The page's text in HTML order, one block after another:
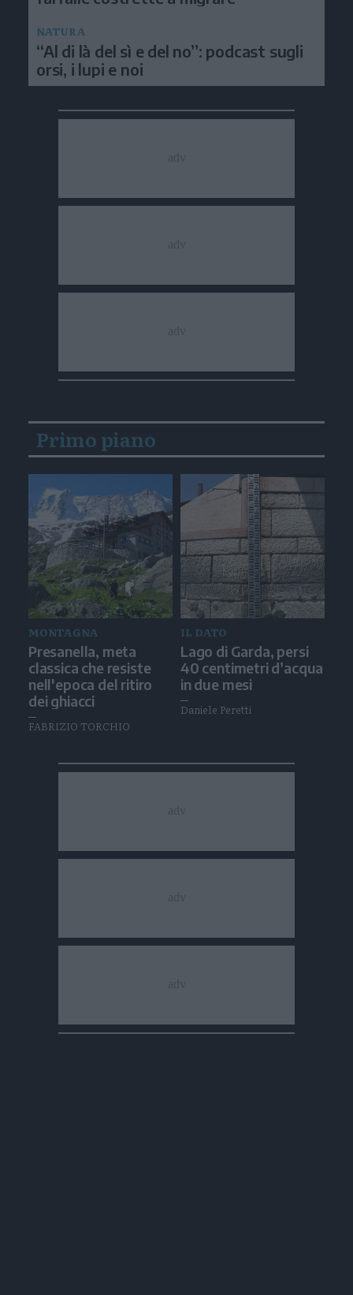
NATURA
“Al di là del sì e del no”: podcast sugli
orsi, i lupi e noi
Primo piano
MONTAGNA
Presanella, meta
classica che resiste
nell'epoca del ritiro
dei ghiacci
FABRIZIO TORCHIO
IL DATO
Lago di Garda, persi
40 centimetri d’acqua
in due mesi
Daniele Peretti